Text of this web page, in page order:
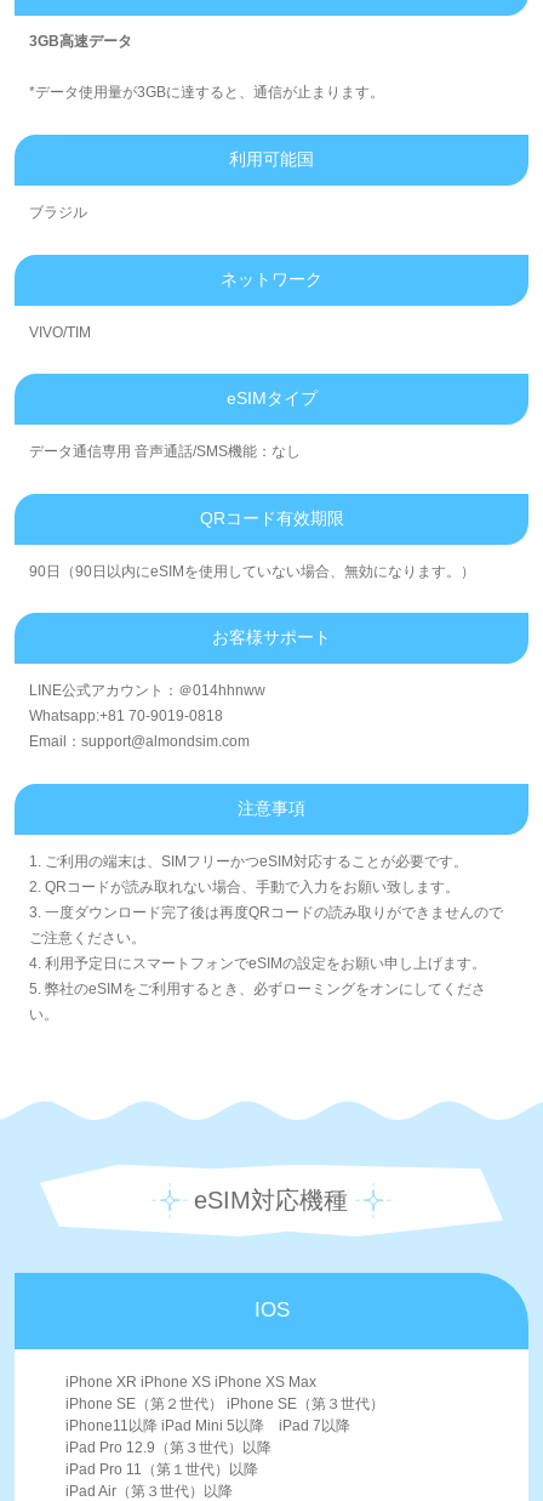
3GB高速データ
*データ使用量が3GBに達すると、通信が止まります。
利用可能国
ブラジル
ネットワーク
VIVO/TIM
eSIMタイプ
データ通信専用 音声通話/SMS機能：なし
QRコード有效期限
90日（90日以内にeSIMを使用していない場合、無効になります。）
お客様サポート
LINE公式アカウント：＠014hhnww
Whatsapp:+81 70-9019-0818
Email：support@almondsim.com
注意事項
1. ご利用の端末は、SIMフリーかつeSIM対応することが必要です。
2. QRコードが読み取れない場合、手動で入力をお願い致します。
3. 一度ダウンロード完了後は再度QRコードの読み取りができませんので
ご注意ください。
4. 利用予定日にスマートフォンでeSIMの設定をお願い申し上げます。
5. 弊社のeSIMをご利用するとき、必ずローミングをオンにしてくださ
い。
eSIM対応機種
IOS
iPhone XR iPhone XS iPhone XS Max
iPhone SE（第２世代） iPhone SE（第３世代）
iPhone11以降 iPad Mini 5以降 iPad 7以降
iPad Pro 12.9（第３世代）以降
iPad Pro 11（第１世代）以降
iPad Air（第３世代）以降